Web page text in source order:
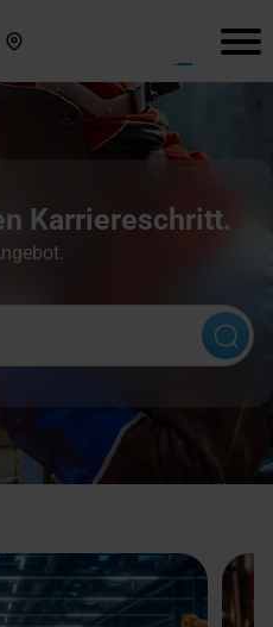
Karriereschritt.